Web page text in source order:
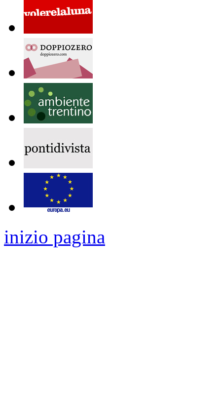
inizio pagina